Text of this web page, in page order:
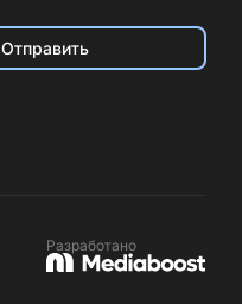
Отправить
Разработано